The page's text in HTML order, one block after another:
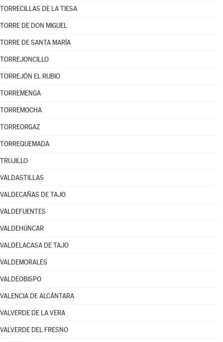
TORRECILLAS DE LA TIESA
TORRE DE DON MIGUEL
TORRE DE SANTA MARÍA
TORREJONCILLO
TORREJÓN EL RUBIO
TORREMENGA
TORREMOCHA
TORREORGAZ
TORREQUEMADA
TRUJILLO
VALDASTILLAS
VALDECAÑAS DE TAJO
VALDEFUENTES
VALDEHÚNCAR
VALDELACASA DE TAJO
VALDEMORALES
VALDEOBISPO
VALENCIA DE ALCÁNTARA
VALVERDE DE LA VERA
VALVERDE DEL FRESNO